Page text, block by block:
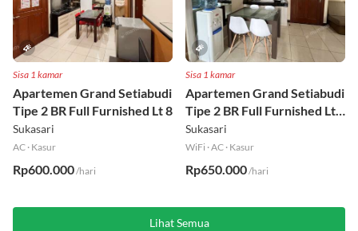
Sisa 1 kamar
Apartemen Grand Setiabudi
Tipe 2 BR Full Furnished Lt 8
Sukasari
AC · Kasur
Rp600.000/hari
Sisa 1 kamar
Apartemen Grand Setiabudi
Tipe 2 BR Full Furnished Lt
19
Sukasari
WiFi ·AC · Kasur
Rp650.000/hari
Lihat Semua